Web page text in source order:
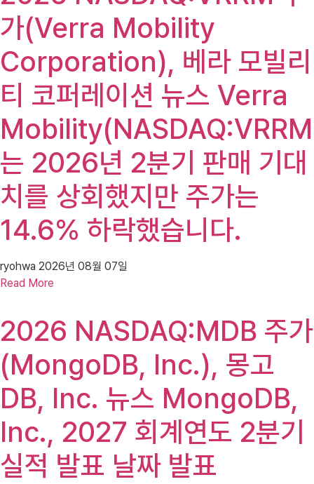
가(Verra Mobility
Corporation), 베라 모빌리
티 코퍼레이션 뉴스 Verra
는 2026년 2분기 판매 기대
치를 상회했지만 주가는
14.6% 하락했습니다.
ryohwa 2026년 08월 07일
Read More
2026 NASDAQ:MDB 주가
(MongoDB, Inc.), 몽고
DB, Inc. 뉴스 MongoDB,
Inc., 2027 회계연도 2분기
실적 발표 날짜 발표